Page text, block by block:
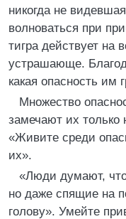
никогда не
волноваться при
тигра действует на
устрашающе.
какая опасность им
Множество
замечают их только
«Живите среди
их».
«Люди думают,
но даже спящие на
голову». Умейте